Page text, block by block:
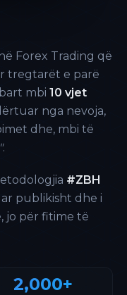
Forex Trading që
tregtarët e parë
mbi 10 vjet
nga nevoja,
dhe, mbi të
.
#ZBH
publikisht dhe i
jo për fitime të
2,000+